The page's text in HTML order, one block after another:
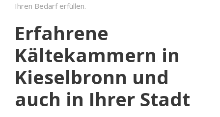
Ihren Bedarf erfüllen.
Erfahrene
Kältekammern in
Kieselbronn und
auch in Ihrer Stadt